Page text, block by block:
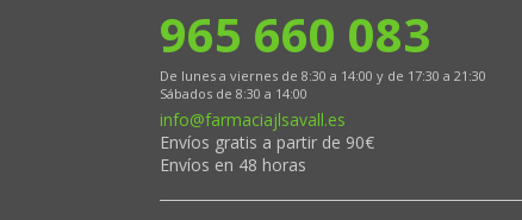
965 660 083
De lunes a viernes de 8:30 a 14:00 y de 17:30 a 21:30
Sábados de 8:30 a 14:00
info@farmaciajlsavall.es
Envíos gratis a partir de 90€
Envíos en 48 horas